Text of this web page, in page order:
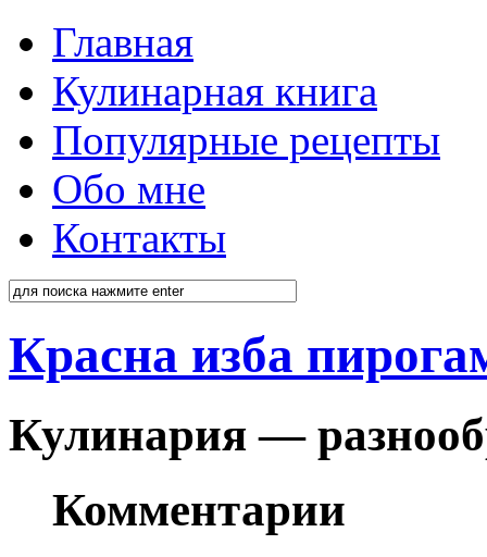
Главная
Кулинарная книга
Популярные рецепты
Обо мне
Контакты
Красна изба
Кулинария —
Комментарии